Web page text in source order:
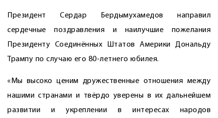
Президент Сердар Бердымухамедов направил
сердечные поздравления и наилучшие пожелания
Президенту Соединённых Штатов Америки Дональду
Трампу по случаю его 80-летнего юбилея.
«Мы высоко ценим дружественные отношения между
нашими странами и твёрдо уверены в их дальнейшем
развитии и укреплении в интересах народов